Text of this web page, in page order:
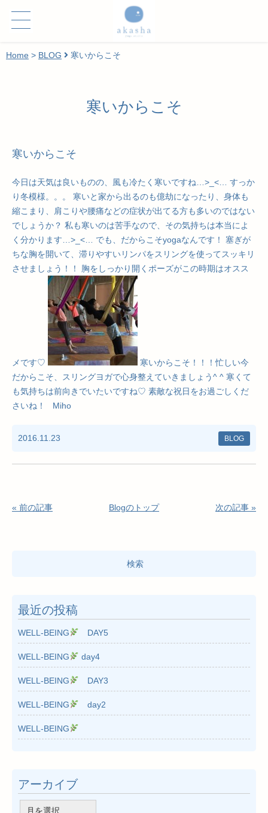
Home > BLOG 寒いからこそ
寒いからこそ
寒いからこそ
今日は天気は良いものの、風も冷たく寒いですね…>_<… すっか
り冬模様。。。 寒いと家から出るのも億劫になったり、身体も
縮こまり、肩こりや腰痛などの症状が出てる方も多いのではない
でしょうか？ 私も寒いのは苦手なので、その気持ちは本当によ
く分かります…>_<… でも、だからこそyogaなんです！ 塞ぎが
ちな胸を開いて、滞りやすいリンパをスリングを使ってスッキリ
させましょう！！ 胸をしっかり開くポーズがこの時期はオスス
メです♡
寒いからこそ！！！忙しい今
だからこそ、スリングヨガで心身整えていきましょう^ ^ 寒くて
も気持ちは前向きでいたいですね♡ 素敵な祝日をお過ごしくだ
さいね！ Miho
2016.11.23 BLOG
« 前の記事 Blogのトップ 次の記事 »
最近の投稿
WELL-BEING DAY5
WELL-BEING day4
WELL-BEING DAY3
WELL-BEING day2
WELL-BEING
アーカイブ